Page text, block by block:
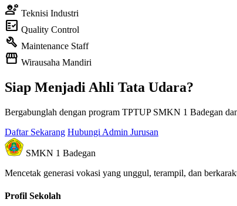
engineering Teknisi Industri
fact_check Quality Control
build Maintenance Staff
storefront Wirausaha Mandiri
Siap Menjadi Ahli Tata Udara?
Bergabunglah dengan program TPTUP SMKN 1 Badegan
Daftar Sekarang Hubungi Admin Jurusan
SMKN 1 Badegan
Mencetak generasi vokasi yang unggul, terampil, dan
Profil Sekolah